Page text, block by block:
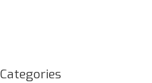
Categories